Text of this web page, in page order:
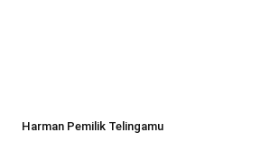
Harman Pemilik Telingamu